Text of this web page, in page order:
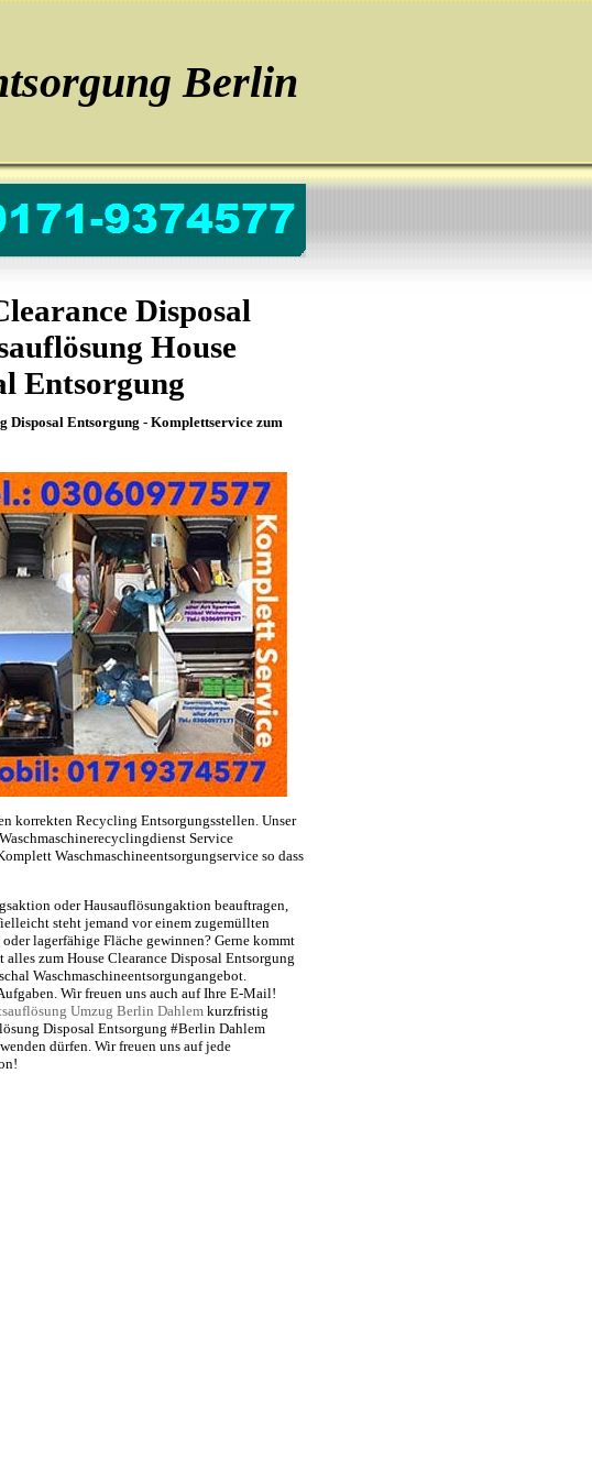
Berlin
Disposal
House
Entsorgung
Disposal Entsorgung - Komplettservice zum
korrekten Recycling Entsorgungsstellen. Unser
Service
Waschmaschineentsorgungservice so dass
oder Hausauflösungaktion beauftragen,
steht jemand vor einem zugemüllten
lagerfähige Fläche gewinnen? Gerne kommt
zum House Clearance Disposal Entsorgung
Waschmaschineentsorgungangebot.
Wir freuen uns auch auf Ihre E-Mail!
Umzug Berlin Dahlem kurzfristig
Disposal Entsorgung #Berlin Dahlem
dürfen. Wir freuen uns auf jede